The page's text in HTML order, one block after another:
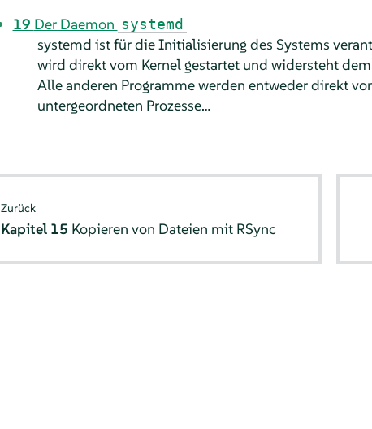
19 Der Daemon systemd
systemd ist für die Initialisierung des Systems
wird direkt vom Kernel gestartet und widersteht
Alle anderen Programme werden entweder direkt
untergeordneten Prozesse…
Zurück
Kapitel 15 Kopieren von Dateien mit RSync